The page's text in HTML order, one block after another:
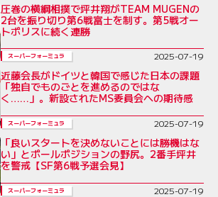
圧巻の横綱相撲で坪井翔がTEAM MUGENの
2台を振り切り第6戦富士を制す。第5戦オー
トポリスに続く連勝
スーパーフォーミュラ 2025-07-19
近藤会長がドイツと韓国で感じた日本の課題
「独自でものごとを進めるのではな
く……」。新設されたMS委員会への期待感
スーパーフォーミュラ 2025-07-19
「良いスタートを決めないことには勝機はな
い」とポールポジションの野尻。2番手坪井
を警戒【SF第6戦予選会見】
スーパーフォーミュラ 2025-07-19